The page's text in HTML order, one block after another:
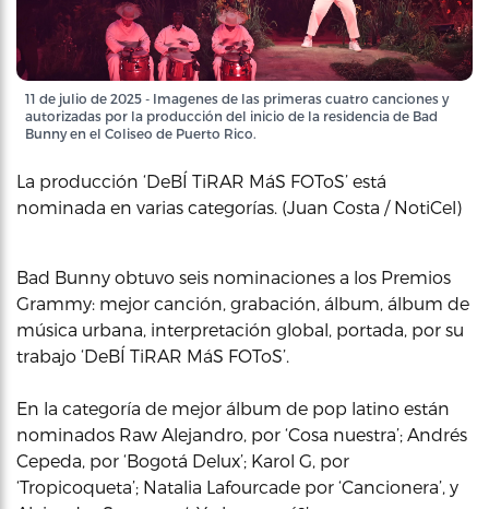
11 de julio de 2025 - Imagenes de las primeras cuatro canciones y
autorizadas por la producción del inicio de la residencia de Bad
Bunny en el Coliseo de Puerto Rico.
La producción ‘DeBÍ TiRAR MáS FOToS’ está
nominada en varias categorías. (Juan Costa / NotiCel)
Bad Bunny obtuvo seis nominaciones a los Premios
Grammy: mejor canción, grabación, álbum, álbum de
música urbana, interpretación global, portada, por su
trabajo ‘DeBÍ TiRAR MáS FOToS’.
En la categoría de mejor álbum de pop latino están
nominados Raw Alejandro, por ‘Cosa nuestra’; Andrés
Cepeda, por ‘Bogotá Delux’; Karol G, por
‘Tropicoqueta’; Natalia Lafourcade por ‘Cancionera’, y